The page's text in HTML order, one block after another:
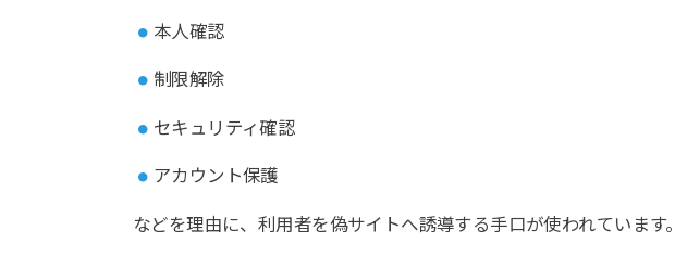
本人確認
制限解除
セキュリティ確認
アカウント保護
などを理由に、利用者を偽サイトへ誘導する手口が使われています。